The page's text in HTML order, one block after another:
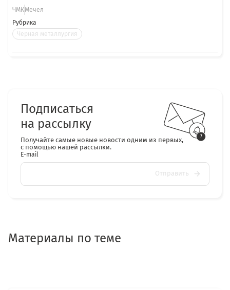
Рубрика
Черная металлургия
ЧМКМечел
Подписаться
на рассылку
Получайте самые новые новости одним из первых,
с помощью нашей рассылки.
E-mail
Отправить
Материалы по теме